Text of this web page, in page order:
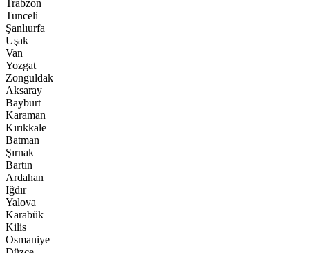
Trabzon
Tunceli
Şanlıurfa
Uşak
Van
Yozgat
Zonguldak
Aksaray
Bayburt
Karaman
Kırıkkale
Batman
Şırnak
Bartın
Ardahan
Iğdır
Yalova
Karabük
Kilis
Osmaniye